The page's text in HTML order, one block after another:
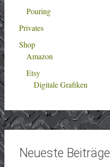
Pouring
Privates
Shop
Amazon
Etsy
Digitale Grafiken
Neueste Beiträge